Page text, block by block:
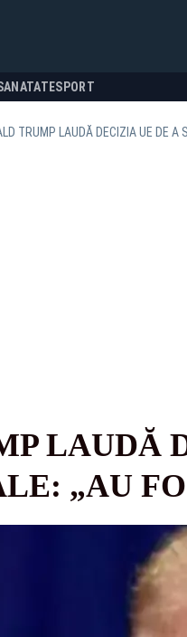
SPORT
TRUMP LAUDĂ DECIZIA UE DE A
LAUDĂ
„AU